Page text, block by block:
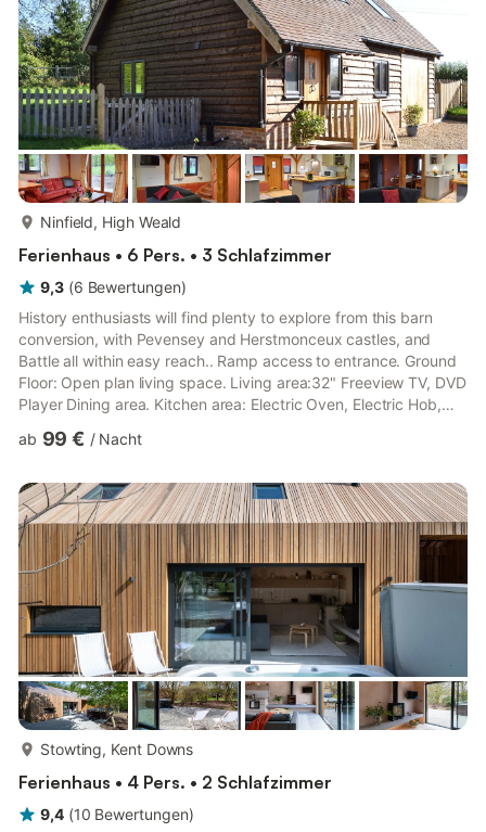
Badewanne, WC. Elektrische Nachtspeicherhe...
Ninfield, High Weald
Ferienhaus • 6 Pers. • 3 Schlafzimmer
9,3 (6 Bewertungen)
History enthusiasts will find plenty to explore from this barn
conversion, with Pevensey and Herstmonceux castles, and
Battle all within easy reach.. Ramp access to entrance. Ground
Floor: Open plan living space. Living area:32" Freeview TV, DVD
Player Dining area. Kitchen area: Electric Oven, Electric Hob,
Bedroom 1: Zip And Link Kingsize Bed (2 x Singles On
Floor: Bedroom 2: Kingsize (5ft) Bed Bedroom 3: 2 x Single (3ft)
Beds, Freeview TV Bathroom:Bath With Shower Over, ...
ab 99 € / Nacht
Stowting, Kent Downs
Ferienhaus • 4 Pers. • 2 Schlafzimmer
9,4 (10 Bewertungen)